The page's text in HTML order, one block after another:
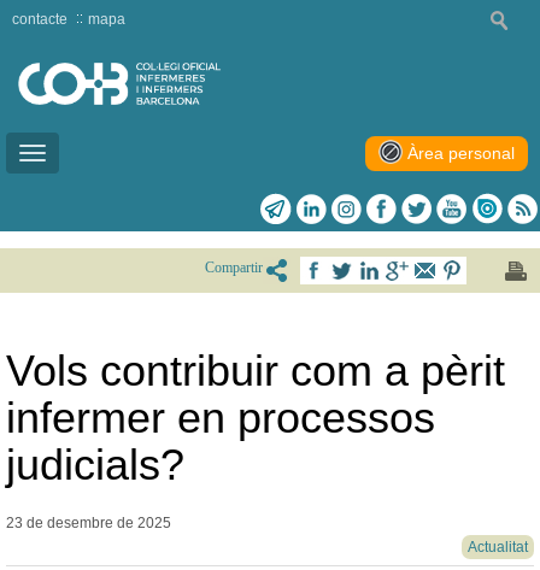
Toggle
contacte mapa
Àrea personal
Compartir
Vols contribuir com a pèrit
infermer en processos
judicials?
23 de desembre de 2025
Actualitat